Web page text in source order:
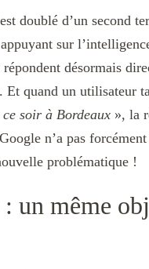
doublé d’un second
sur
désormais
Et quand un utilisateur
soir à Bordeaux », la
n’a pas
problématique !
un même